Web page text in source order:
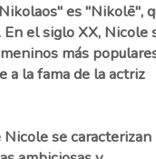
es "Nikolē",
el siglo XX, Nicole
más
a la fama de la actriz
se caracterizan